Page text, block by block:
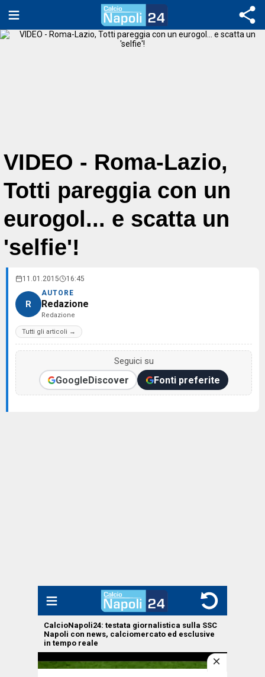
VIDEO - Roma-Lazio,
Totti pareggia con un
eurogol... e scatta un
'selfie'!
11.01.2015 16:45
R
AUTORE
Redazione
Redazione
Tutti gli articoli →
Seguici su
GoogleDiscover Fonti preferite